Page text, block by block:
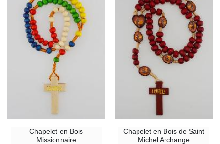
Chapelet en Bois
Missionnaire
Chapelet en Bois de Saint
Michel Archange